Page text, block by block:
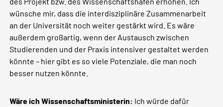
wünsche mir, dass die interdisziplinäre Zusammenarbeit
an der Universität noch weiter gestärkt wird. Es wäre
außerdem großartig, wenn der Austausch zwischen
Studierenden und der Praxis intensiver gestaltet werden
könnte – hier gibt es so viele Potenziale, die man noch
besser nutzen könnte.
Wäre ich Wissenschaftsministerin: Ich würde dafür